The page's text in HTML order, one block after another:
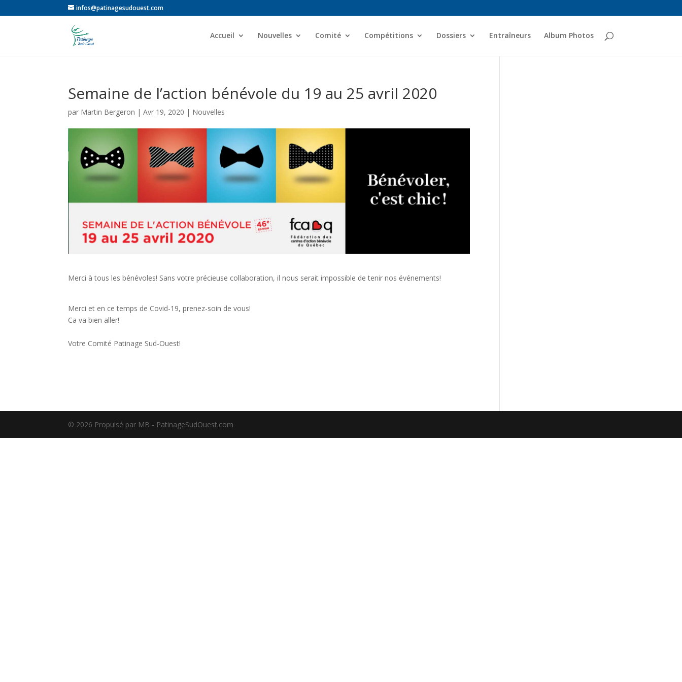
infos@patinagesudouest.com
Accueil Nouvelles Comité Compétitions Dossiers Entraîneurs Album Photos
Semaine de l’action bénévole du 19 au 25 avril 2020
par Martin Bergeron |Avr 19, 2020 | Nouvelles
Merci à tous les bénévoles! Sans votre précieuse collaboration, il nous serait impossible de tenir nos événements!
Merci et en ce temps de Covid-19, prenez-soin de vous!
Ca va bien aller!
Votre Comité Patinage Sud-Ouest!
©️ 2026 Propulsé par MB - PatinageSudOuest.com